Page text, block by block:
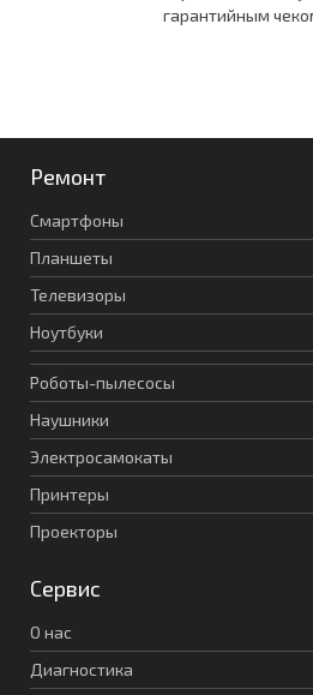
гарантийным
Ремонт
Смартфоны
Планшеты
Телевизоры
Ноутбуки
Роботы-пылесосы
Наушники
Электросамокаты
Принтеры
Проекторы
Сервис
О нас
Диагностика